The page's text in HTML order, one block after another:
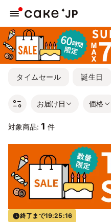
タイムセール 誕生日
お届け日 価格
対象商品: 1 件
終了まで19:25:16